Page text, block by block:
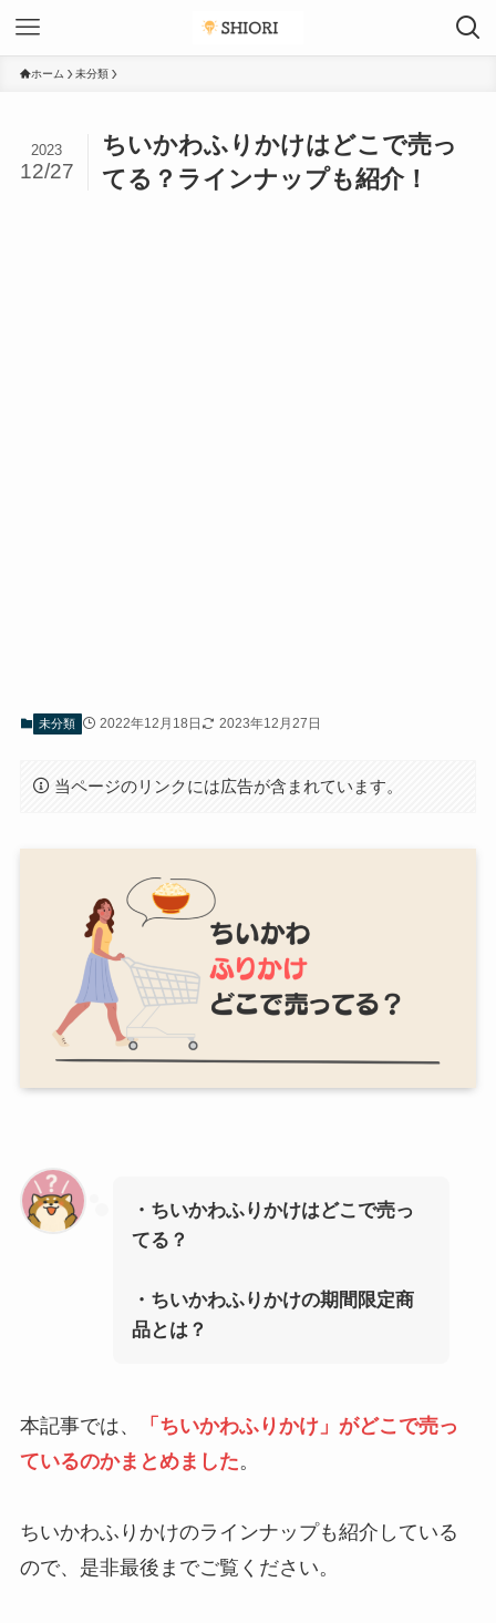
ホーム 未分類
ちいかわふりかけはどこで売っ
てる？ラインナップも紹介！
2023
12/27
未分類 2022年12月18日 2023年12月27日
当ページのリンクには広告が含まれています。
・ちいかわふりかけはどこで売っ
てる？
・ちいかわふりかけの期間限定商
品とは？
本記事では、 「ちいかわふりかけ」 がどこで売っ
ているのかまとめました。
ちいかわふりかけのラインナップも紹介している
ので、是非最後までご覧ください。